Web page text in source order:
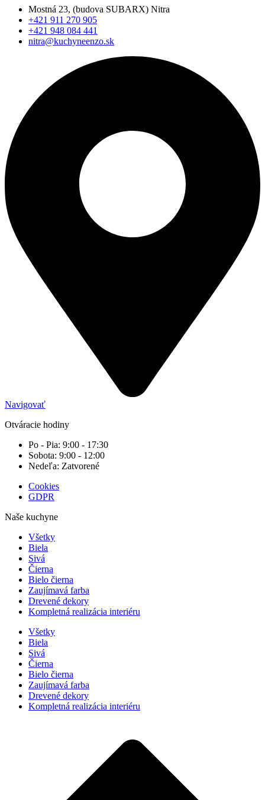
Mostná 23, (budova SUBARX) Nitra
+421 911 270 905
+421 948 084 441
nitra@kuchyneenzo.sk
Navigovať
Otváracie hodiny
Po - Pia: 9:00 - 17:30
Sobota: 9:00 - 12:00
Nedeľa: Zatvorené
Cookies
GDPR
Naše kuchyne
Všetky
Biela
Sivá
Čierna
Bielo čierna
Zaujímavá farba
Drevené dekory
Kompletná realizácia interiéru
Všetky
Biela
Sivá
Čierna
Bielo čierna
Zaujímavá farba
Drevené dekory
Kompletná realizácia interiéru